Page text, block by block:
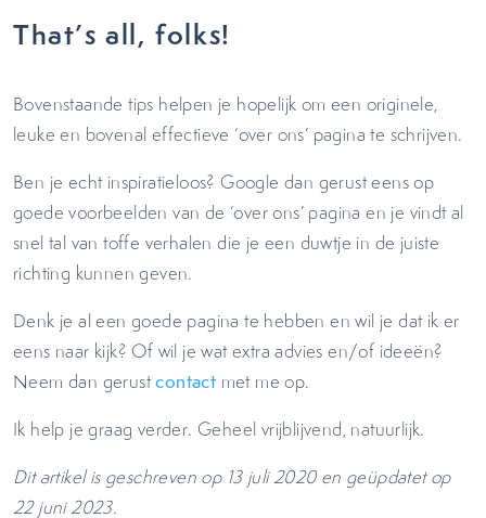
That’s all, folks!
Bovenstaande tips helpen je hopelijk om een originele,
leuke en bovenal effectieve ‘over ons’ pagina te schrijven.
Ben je echt inspiratieloos? Google dan gerust eens op
goede voorbeelden van de ‘over ons’ pagina en je vindt al
snel tal van toffe verhalen die je een duwtje in de juiste
richting kunnen geven.
Denk je al een goede pagina te hebben en wil je dat ik er
eens naar kijk? Of wil je wat extra advies en/of ideeën?
Neem dan gerustcontact met me op.
Ik help je graag verder. Geheel vrijblijvend, natuurlijk.
Dit artikel is geschreven op 13 juli 2020 en geüpdatet op
22 juni 2023.